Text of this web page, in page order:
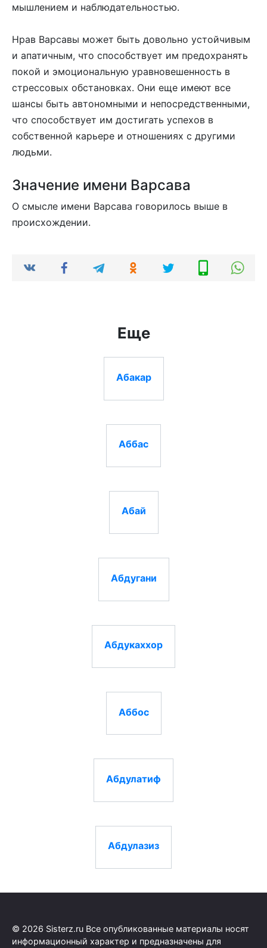
мышлением и наблюдательностью.
Нрав Варсавы может быть довольно устойчивым
и апатичным, что способствует им предохранять
покой и эмоциональную уравновешенность в
стрессовых обстановках. Они еще имеют все
шансы быть автономными и непосредственными,
что способствует им достигать успехов в
собственной карьере и отношениях с другими
людьми.
Значение имени Варсава
О смысле имени Варсава говорилось выше в
происхождении.
Еще
Абакар
Аббас
Абай
Абдугани
Абдукаххор
Аббос
Абдулатиф
Абдулазиз
© 2026 Sisterz.ru Все опубликованные материалы носят
информационный характер и предназначены для